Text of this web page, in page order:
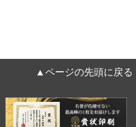
▲ページの先頭に戻る